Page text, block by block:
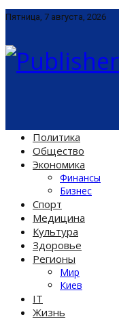
Пятница, 7 августа, 2026
Политика
Общество
Экономика
Финансы
Бизнес
Спорт
Медицина
Культура
Здоровье
Регионы
Мир
Киев
IT
Жизнь